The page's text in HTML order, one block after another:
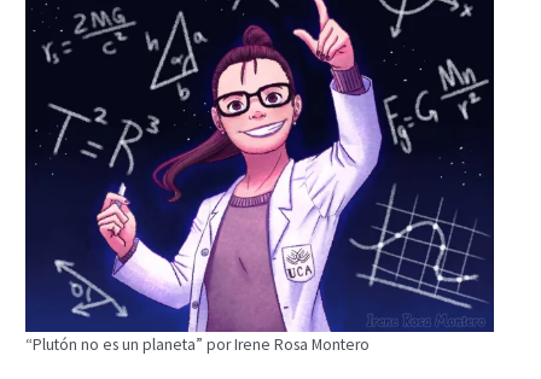
“Plutón no es un planeta” por Irene Rosa Montero